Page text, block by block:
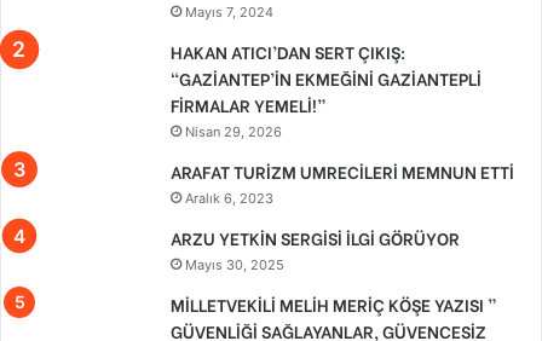
Mayıs 7, 2024
HAKAN ATICI’DAN SERT ÇIKIŞ:
“GAZİANTEP’İN EKMEĞİNİ GAZİANTEPLİ
FİRMALAR YEMELİ!”
Nisan 29, 2026
ARAFAT TURİZM UMRECİLERİ MEMNUN ETTİ
Aralık 6, 2023
ARZU YETKİN SERGİSİ İLGİ GÖRÜYOR
Mayıs 30, 2025
MİLLETVEKİLİ MELİH MERİÇ KÖŞE YAZISI ”
GÜVENLİĞİ SAĞLAYANLAR, GÜVENCESİZ